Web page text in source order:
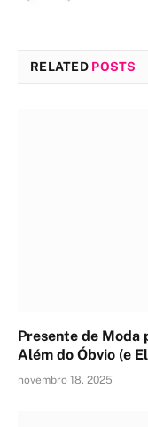
RELATED POSTS
Presente de Moda
Além do Óbvio (e
novembro 18, 2025